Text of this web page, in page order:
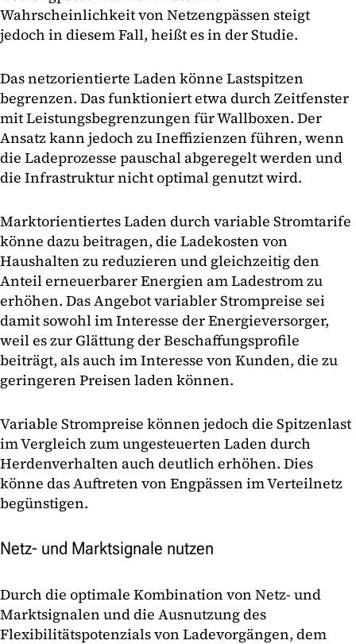
Wahrscheinlichkeit von Netzengpässen steigt
jedoch in diesem Fall, heißt es in der Studie.
Das netzorientierte Laden könne Lastspitzen
begrenzen. Das funktioniert etwa durch Zeitfenster
mit Leistungsbegrenzungen für Wallboxen. Der
Ansatz kann jedoch zu Ineffizienzen führen, wenn
die Ladeprozesse pauschal abgeregelt werden und
die Infrastruktur nicht optimal genutzt wird.
Marktorientiertes Laden durch variable Stromtarife
könne dazu beitragen, die Ladekosten von
Haushalten zu reduzieren und gleichzeitig den
Anteil erneuerbarer Energien am Ladestrom zu
erhöhen. Das Angebot variabler Strompreise sei
damit sowohl im Interesse der Energieversorger,
weil es zur Glättung der Beschaffungsprofile
beiträgt, als auch im Interesse von Kunden, die zu
geringeren Preisen laden können.
Variable Strompreise können jedoch die Spitzenlast
im Vergleich zum ungesteuerten Laden durch
Herdenverhalten auch deutlich erhöhen. Dies
könne das Auftreten von Engpässen im Verteilnetz
begünstigen.
Netz- und Marktsignale nutzen
Durch die optimale Kombination von Netz- und
Marktsignalen und die Ausnutzung des
Flexibilitätspotenzials von Ladevorgängen, dem